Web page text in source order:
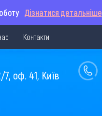
Дізнатися детальніше
Контакти
7, оф. 41, Київ